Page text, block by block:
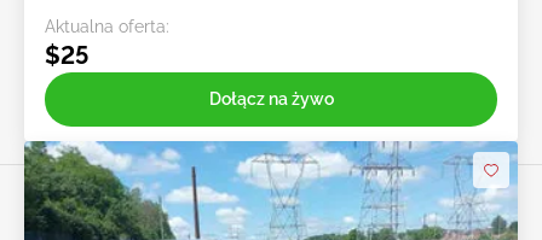
Aktualna oferta:
$25
Dołącz na żywo